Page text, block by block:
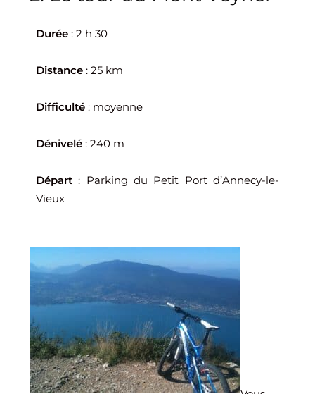
Durée : 2 h 30
Distance : 25 km
Difficulté : moyenne
Dénivelé : 240 m
Départ : Parking du Petit Port d’Annecy-le-
Vieux